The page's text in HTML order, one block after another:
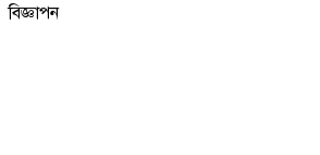
বিজ্ঞাপন